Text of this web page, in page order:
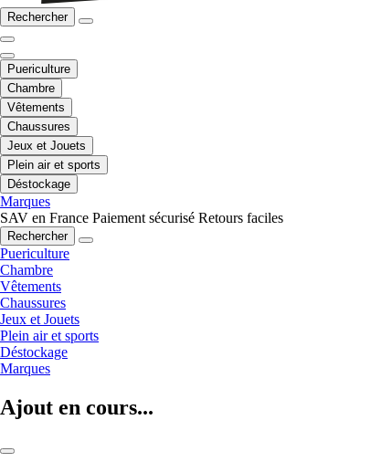
Rechercher
Puericulture
Chambre
Vêtements
Chaussures
Jeux et Jouets
Plein air et sports
Déstockage
Marques
SAV en France Paiement sécurisé Retours faciles
Rechercher
Puericulture
Chambre
Vêtements
Chaussures
Jeux et Jouets
Plein air et sports
Déstockage
Marques
Ajout en cours...